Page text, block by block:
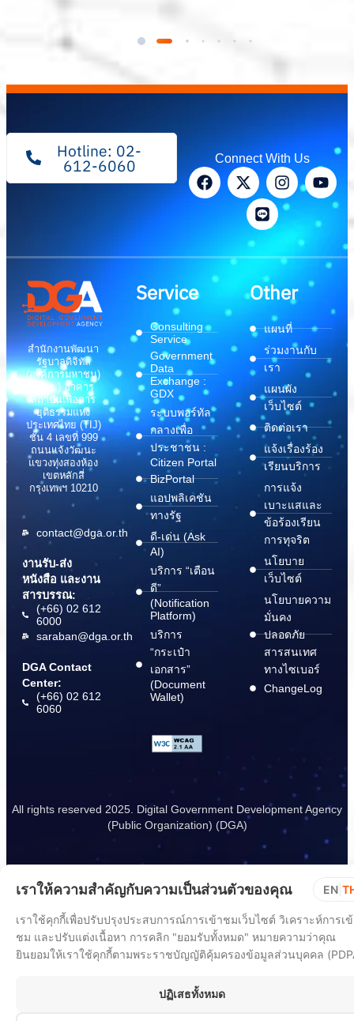
Hotline: 02-
612-6060 Connect With Us
สำนักงานพัฒนา
รัฐบาลดิจิทัล
(องค์การมหาชน)
(สพร.) อาคาร
สถาบันเพื่อการ
ยุติธรรมแห่ง
ประเทศไทย (TIJ)
ชั้น 4 เลขที่ 999
ถนนแจ้งวัฒนะ
แขวงทุ่งสองห้อง
เขตหลักสี่
กรุงเทพฯ 10210
contact@dga.or.th
งานรับ-ส่ง
หนังสือ และงาน
สารบรรณ:
(+66) 02 612
6000
saraban@dga.or.th
DGA Contact
Center:
(+66) 02 612
6060
Service
Consulting
Service
Government
Data
Exchange :
GDX
ระบบพอร์ทัล
กลางเพื่อ
ประชาชน :
Citizen Portal
BizPortal
แอปพลิเคชัน
ทางรัฐ
ดี-เด่น (Ask
AI)
บริการ “เตือน
ดี”
(Notification
Platform)
บริการ
“กระเป๋า
เอกสาร”
(Document
Wallet)
Other
แผนที่
ร่วมงานกับ
เรา
แผนผัง
เว็บไซต์
ติดต่อเรา
แจ้งเรื่องร้อง
เรียนบริการ
การแจ้ง
เบาะแสและ
ข้อร้องเรียน
การทุจริต
นโยบาย
เว็บไซต์
นโยบายความ
มั่นคง
ปลอดภัย
สารสนเทศ
ทางไซเบอร์
ChangeLog
All rights reserved 2025. Digital Government Development Agency
(Public Organization) (DGA)
เราให้ความสำคัญกับความเป็นส่วนตัวของคุณ EN
เราใช้คุกกี้เพื่อปรับปรุงประสบการณ์การเข้าชมเว็บไซต์ วิเคราะห์การเ
ชม และปรับแต่งเนื้อหา การคลิก "ยอมรับทั้งหมด" หมายความว่าคุณ
ยินยอมให้เราใช้คุกกี้ตามพระราชบัญญัติคุ้มครองข้อมูลส่วนบุคคล
ปฏิเสธทั้งหมด